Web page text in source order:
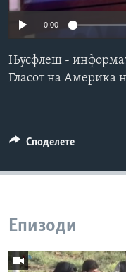
ИНТЕРВЈУА
Јазици
0:00
Њусфлеш -
Гласот на Америка
Споделете
Епизоди